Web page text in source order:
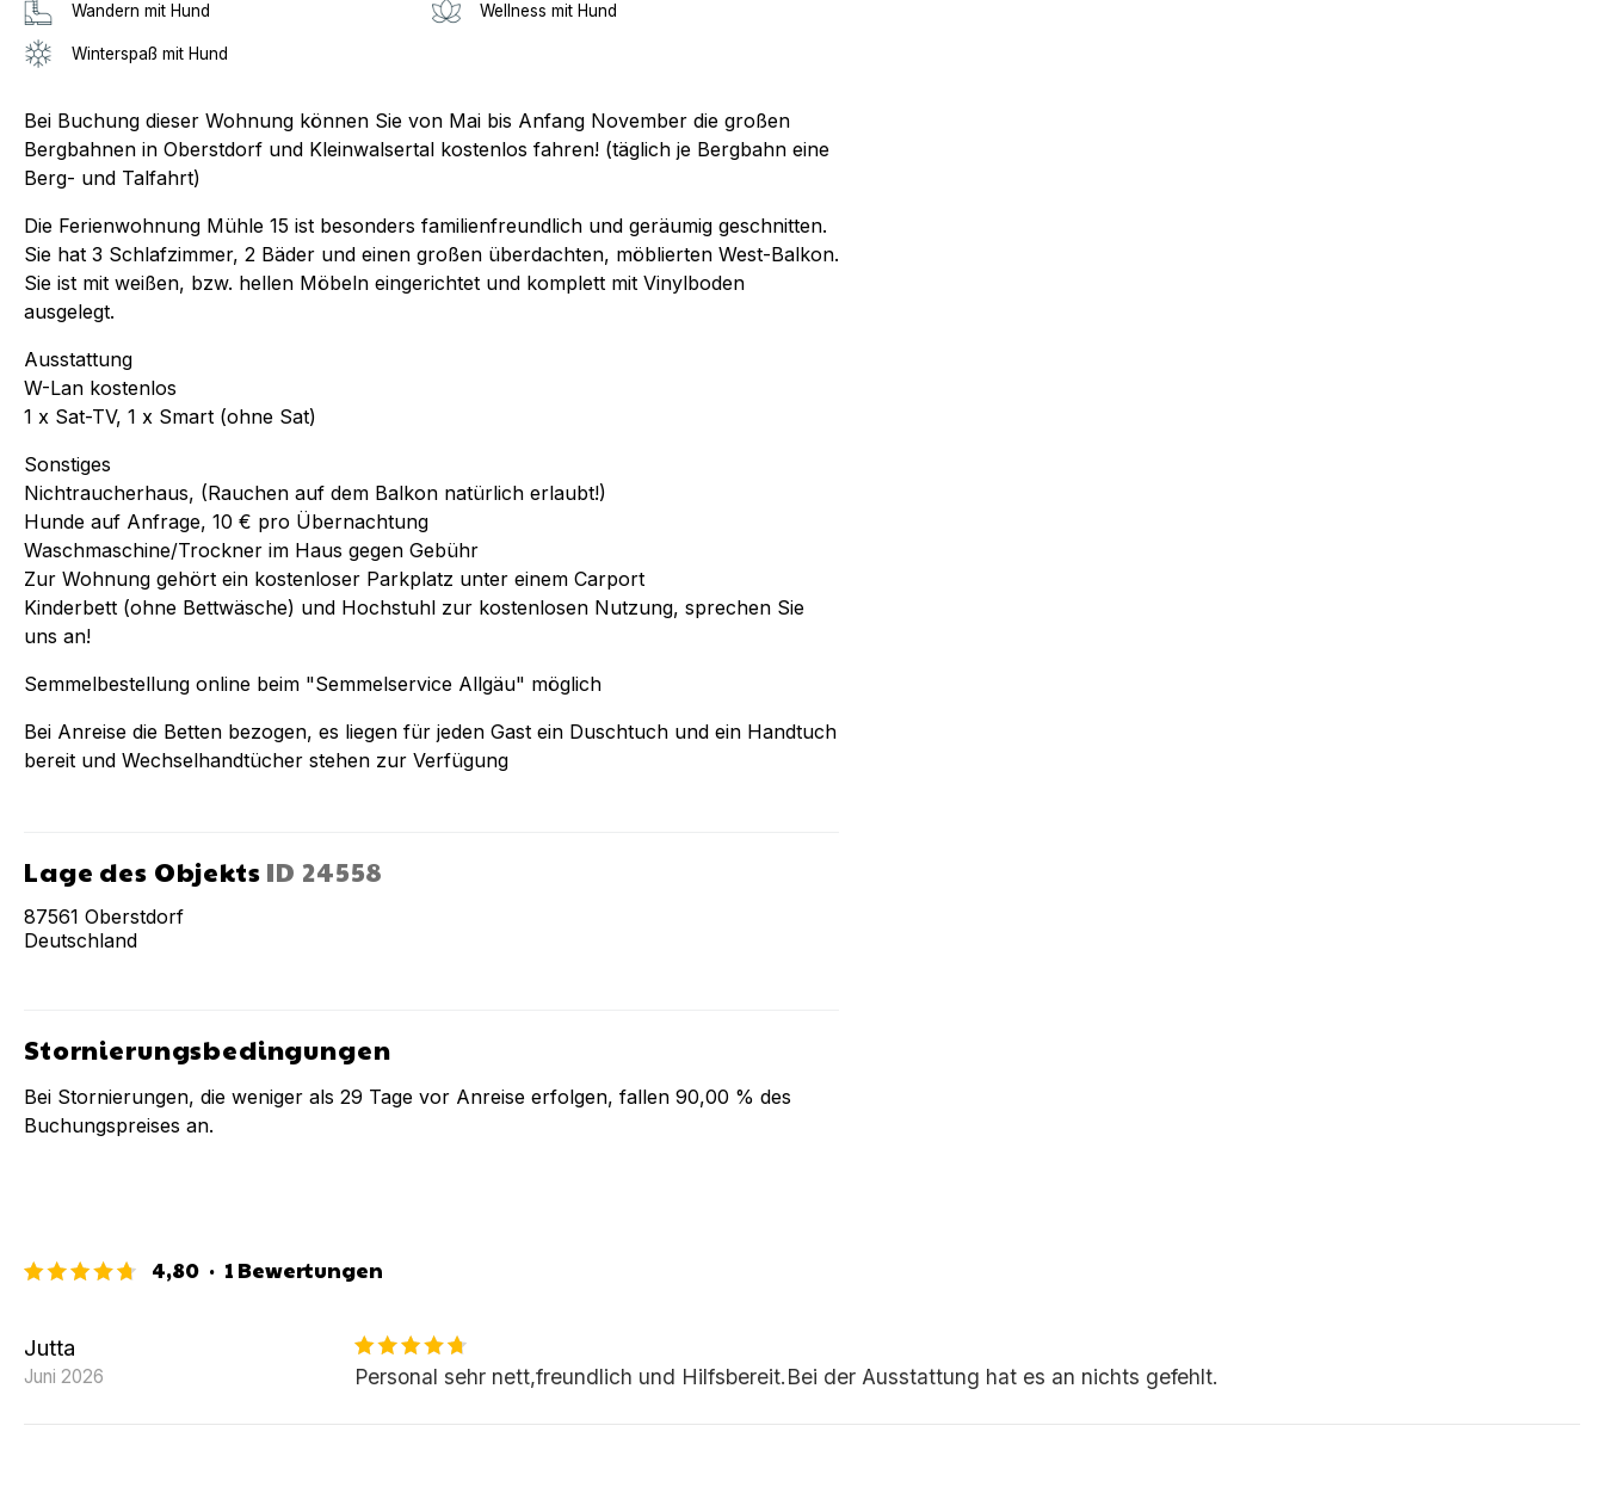
Wandern mit Hund Wellness mit Hund
Winterspaß mit Hund
Bei Buchung dieser Wohnung können Sie von Mai bis Anfang November die großen
Bergbahnen in Oberstdorf und Kleinwalsertal kostenlos fahren! (täglich je Bergbahn eine
Berg- und Talfahrt)
Die Ferienwohnung Mühle 15 ist besonders familienfreundlich und geräumig geschnitten.
Sie hat 3 Schlafzimmer, 2 Bäder und einen großen überdachten, möblierten West-Balkon.
Sie ist mit weißen, bzw. hellen Möbeln eingerichtet und komplett mit Vinylboden
ausgelegt.
Ausstattung
W-Lan kostenlos
1 x Sat-TV, 1 x Smart (ohne Sat)
Sonstiges
Nichtraucherhaus, (Rauchen auf dem Balkon natürlich erlaubt!)
Hunde auf Anfrage, 10 € pro Übernachtung
Waschmaschine/Trockner im Haus gegen Gebühr
Zur Wohnung gehört ein kostenloser Parkplatz unter einem Carport
Kinderbett (ohne Bettwäsche) und Hochstuhl zur kostenlosen Nutzung, sprechen Sie
uns an!
Semmelbestellung online beim "Semmelservice Allgäu" möglich
Bei Anreise die Betten bezogen, es liegen für jeden Gast ein Duschtuch und ein Handtuch
bereit und Wechselhandtücher stehen zur Verfügung
Lage des Objekts ID 24558
87561 Oberstdorf
Deutschland
Stornierungsbedingungen
Bei Stornierungen, die weniger als 29 Tage vor Anreise erfolgen, fallen 90,00 % des
Buchungspreises an.
4,80 · 1 Bewertungen
Jutta
Juni 2026 Personal sehr nett,freundlich und Hilfsbereit.Bei der Ausstattung hat es an nichts gefehlt.